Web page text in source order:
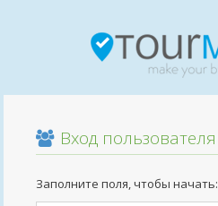
Вход пользователя
Заполните поля, чтобы начать: